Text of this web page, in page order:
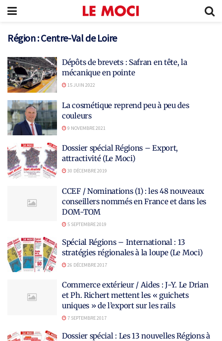
Région :Centre-Val de Loire
Dépôts de brevets : Safran en tête, la
mécanique en pointe
15 JUIN 2022
La cosmétique reprend peu à peu des
couleurs
9 NOVEMBRE 2021
Dossier spécial Régions – Export,
attractivité (Le Moci)
30 DÉCEMBRE 2019
CCEF / Nominations (1) : les 48 nouveaux
conseillers nommés en France et dans les
DOM-TOM
5 SEPTEMBRE 2019
Spécial Régions – International : 13
stratégies régionales à la loupe (Le Moci)
26 DÉCEMBRE 2017
Commerce extérieur / Aides : J-Y. Le Drian
et Ph. Richert mettent les « guichets
uniques » de l’export sur les rails
7 SEPTEMBRE 2017
Dossier spécial : Les 13 nouvelles Régions à